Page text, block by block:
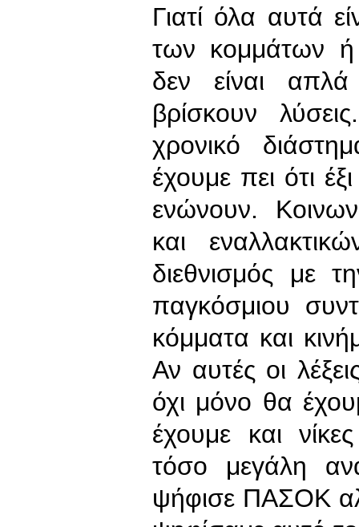
Γιατί όλα αυτά
των κομμάτων
δεν είναι
βρίσκουν
χρονικό
έχουμε πει ότι
ενώνουν.
και
διεθνισμός με
παγκόσμιου
κόμματα και
Αν αυτές οι
όχι μόνο θα
έχουμε και
τόσο μεγάλη
ψήφισε ΠΑΣΟΚ